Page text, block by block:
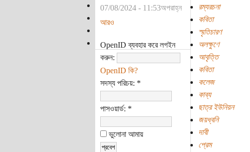
07/08/2024 - 11:53অপরাহ্ন
আরও
OpenID ব্যবহার করে লগইন
করুন:
OpenID কি?
সদস্য পরিচয়: *
পাসওয়ার্ড: *
ভুলোনা আমায়
রম্যরচনা
কবিতা
স্মৃতিচারণ
অলক্ষুণে
আবৃত্তি
কবিতা
কলেজ
কাব্য
ছাত্র ইউনিয়ন
জয়ধ্বনি
দাবী
প্রেম